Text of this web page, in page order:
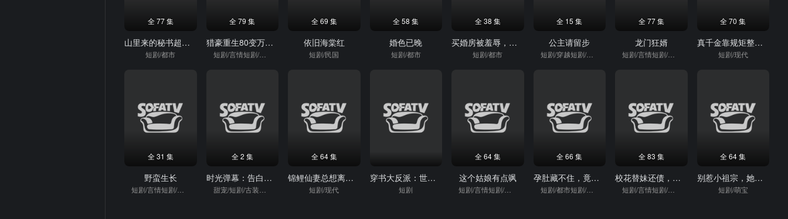
全 77 集
山里来的秘书超会打
短剧/都市
全 79 集
猎豪重生80变万元户
短剧/言情短剧/逆袭
全 69 集
依旧海棠红
短剧/民国
全 58 集
婚色已晚
短剧/都市
全 38 集
买婚房被羞辱，婆婆直接掀桌子
短剧/都市
全 15 集
公主请留步
短剧/穿越短剧/穿越
全 77 集
龙门狂婿
短剧/言情短剧/逆袭
全 70 集
真千金靠规矩整顿家族
短剧/现代
全 31 集
野蛮生长
短剧/言情短剧/逆袭
全 2 集
时光弹幕：告白延迟生效
全 64 集
锦鲤仙妻总想离家出走
短剧/现代
穿书大反派：世子殿下疯狂自救第二季
短剧
全 64 集
这个姑娘有点飒
短剧/言情短剧/逆袭
全 66 集
孕肚藏不住，竟成冷王心尖宠
短剧/都市短剧/重生
全 83 集
校花替妹还债，发现我竟是神豪
短剧/言情短剧/逆袭
全 64 集
别惹小祖宗，她只会打脸
短剧/萌宝